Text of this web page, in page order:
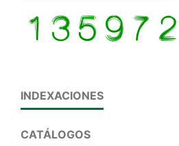
INDEXACIONES
CATÁLOGOS